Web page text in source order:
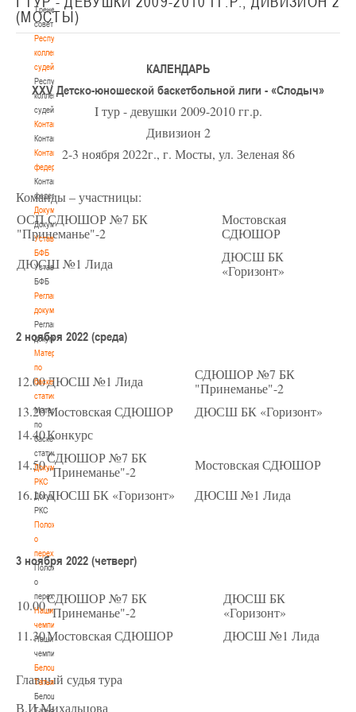
Тренерский
совет
Республиканская
коллегия
судей
Республиканская
коллегия
судей
Контакты
Контакты
Контакты
федерации
Контакты
федерации
Документы
Документы
Устав
БФБ
Устав
БФБ
Регламентирующие
документы
Регламентирующие
документы
Материалы
по
баскетбольной
статистике
Материалы
по
баскетбольной
статистике
Документы
РКС
Документы
РКС
Положение
о
переходах
Положение
о
переходах
Наши
чемпионы
Наши
чемпионы
Белошапко
Татьяна
Белошапко
Татьяна
(МОСТЫ)
КАЛЕНДАРЬ
XXV Детско-юношеской баскетбольной лиги - «Слодыч»
I тур - девушки 2009-2010 гг.р.
Дивизион 2
2-3 ноября 2022г., г. Мосты, ул. Зеленая 86
Команды – участницы:
ОСП СДЮШОР №7 БК
"Принеманье"-2
Мостовская
СДЮШОР
ДЮСШ №1 Лида
ДЮСШ БК
«Горизонт»
2 ноября 2022 (среда)
12.00ДЮСШ №1 Лида
СДЮШОР №7 БК
"Принеманье"-2
13.20Мостовская СДЮШОР
ДЮСШ БК «Горизонт»
14.40Конкурс
14.50СДЮШОР №7 БК
"Принеманье"-2
Мостовская СДЮШОР
16.10ДЮСШ БК «Горизонт» ДЮСШ №1 Лида
3 ноября 2022 (четверг)
10.00СДЮШОР №7 БК
"Принеманье"-2
ДЮСШ БК
«Горизонт»
11.30Мостовская СДЮШОР ДЮСШ №1 Лида
Главный судья тура
В.И.Михальцова